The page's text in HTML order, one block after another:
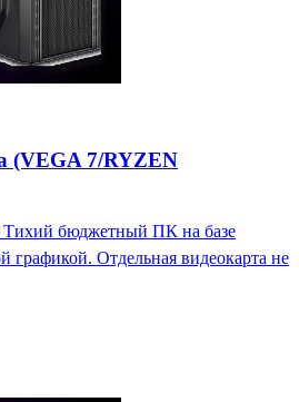
7/RYZEN
бюджетный ПК на базе
графикой. Отдельная видеокарта не